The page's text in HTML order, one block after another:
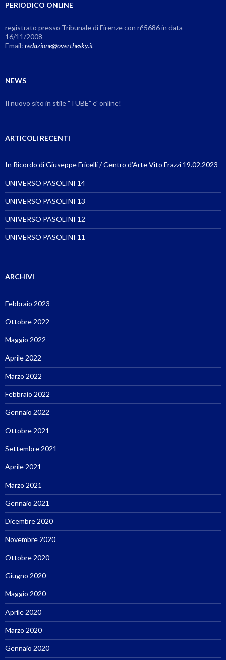
PERIODICO ONLINE
registrato presso Tribunale di Firenze con n°5686 in data
16/11/2008
Email: redazione@overthesky.it
NEWS
Il nuovo sito in stile "TUBE" e' online!
ARTICOLI RECENTI
In Ricordo di Giuseppe Fricelli / Centro d’Arte Vito Frazzi 19.02.2023
UNIVERSO PASOLINI 14
UNIVERSO PASOLINI 13
UNIVERSO PASOLINI 12
UNIVERSO PASOLINI 11
ARCHIVI
Febbraio 2023
Ottobre 2022
Maggio 2022
Aprile 2022
Marzo 2022
Febbraio 2022
Gennaio 2022
Ottobre 2021
Settembre 2021
Aprile 2021
Marzo 2021
Gennaio 2021
Dicembre 2020
Novembre 2020
Ottobre 2020
Giugno 2020
Maggio 2020
Aprile 2020
Marzo 2020
Gennaio 2020